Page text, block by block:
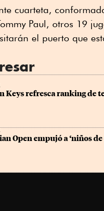
cuarteta,
Paul, otros 19
el puerto que
Keys refresca ranking de
Open empujó a ‘niños